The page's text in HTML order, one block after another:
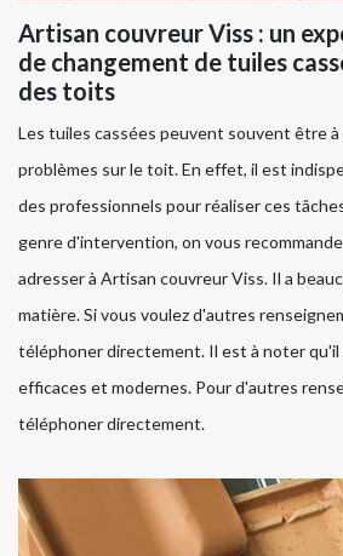
Artisan couvreur Viss : un
de changement de tuiles
des toits
Les tuiles cassées peuvent souvent être
problèmes sur le toit. En effet, il est
des professionnels pour réaliser ces
genre d'intervention, on vous
adresser à Artisan couvreur Viss. Il a
matière. Si vous voulez d'autres
téléphoner directement. Il est à noter qu'il
efficaces et modernes. Pour d'autres
téléphoner directement.